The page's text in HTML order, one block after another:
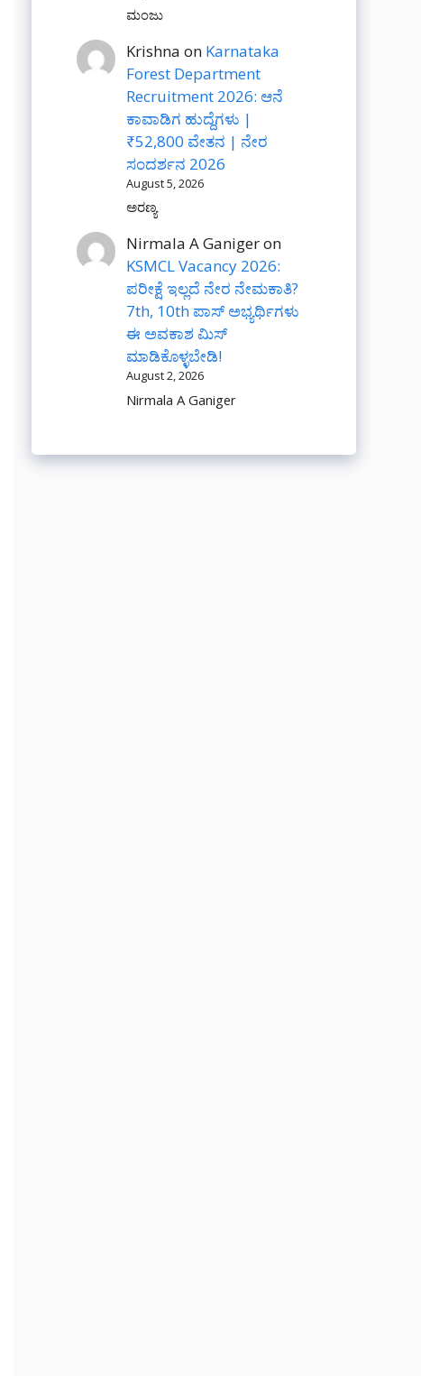
ಮಂಜು
Krishna on Karnataka
Forest Department
Recruitment 2026: ಆನೆ
ಕಾವಾಡಿಗ ಹುದ್ದೆಗಳು |
₹52,800 ವೇತನ | ನೇರ
ಸಂದರ್ಶನ 2026
August 5, 2026
ಅರಣ್ಯ
Nirmala A Ganigeron
KSMCL Vacancy 2026:
ಪರೀಕ್ಷೆ ಇಲ್ಲದೆ ನೇರ ನೇಮಕಾತಿ?
7th, 10th ಪಾಸ್ ಅಭ್ಯರ್ಥಿಗಳು
ಈ ಅವಕಾಶ ಮಿಸ್
ಮಾಡಿಕೊಳ್ಳಬೇಡಿ!
August 2, 2026
Nirmala A Ganiger